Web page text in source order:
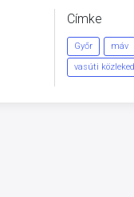
Címke
Győr máv
vasúti